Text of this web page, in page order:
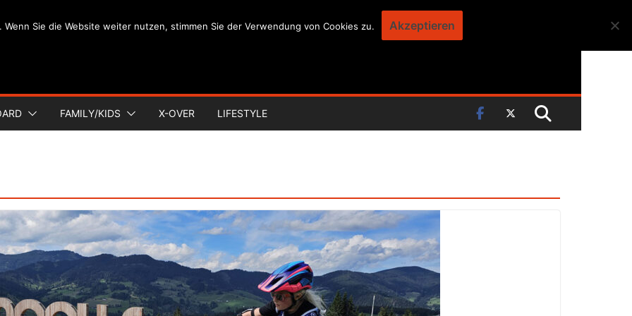
FAMILY/KIDS X-OVER LIFESTYLE
Wenn Sie die Website weiter nutzen, stimmen Sie der Verwendung von Cookies zu. Akzeptieren